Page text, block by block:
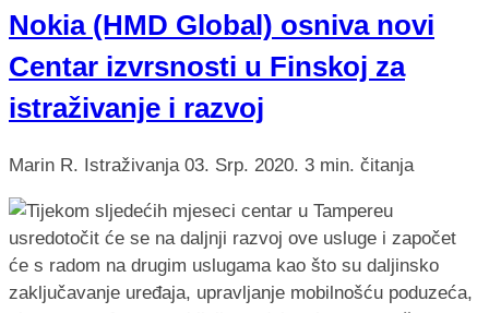
Nokia (HMD Global) osniva novi
Centar izvrsnosti u Finskoj za
istraživanje i razvoj
Marin R. Istraživanja 03. Srp. 2020. 3 min. čitanja